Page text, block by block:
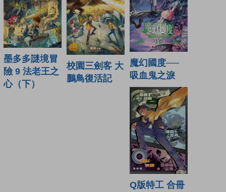
墨多多謎境冒
險 9 法老王之
心（下）
校園三劍客 大
鵬鳥復活記
魔幻國度──
吸血鬼之淚
Q版特工 合冊